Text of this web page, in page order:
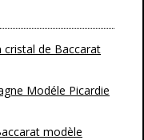
cristal de Baccarat
Modéle Picardie
modèle